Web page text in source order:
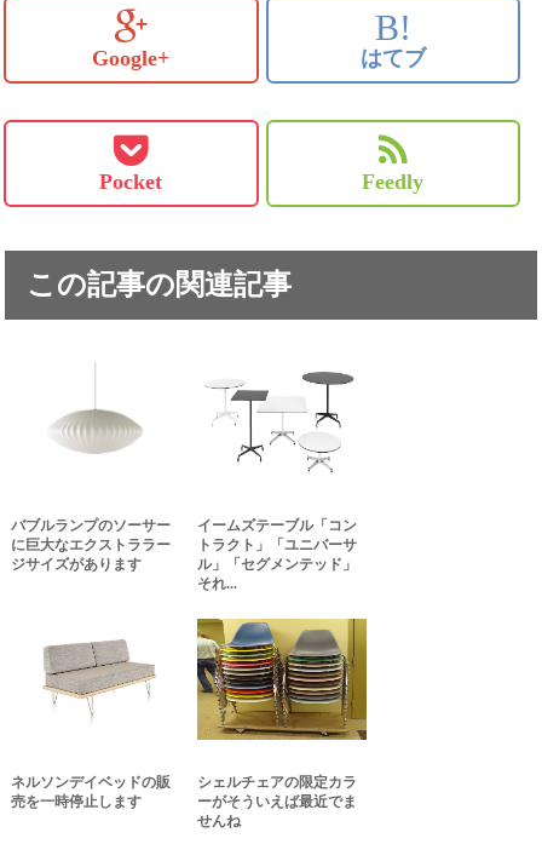
Google+
B!
はてブ
Pocket Feedly
この記事の関連記事
バブルランプのソーサー
に巨大なエクストララー
ジサイズがあります
イームズテーブル「コン
トラクト」「ユニバーサ
ル」「セグメンテッド」
それ...
ネルソンデイベッドの販
売を一時停止します
シェルチェアの限定カラ
ーがそういえば最近でま
せんね